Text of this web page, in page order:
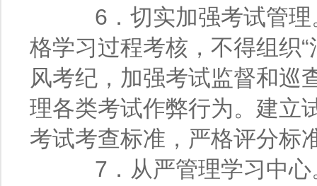
6．切实加强考试管理
格学习过程考核，不得组织
风考纪，加强考试监督和巡
理各类考试作弊行为。建立
考试考查标准，严格评分标
7．从严管理学习中心